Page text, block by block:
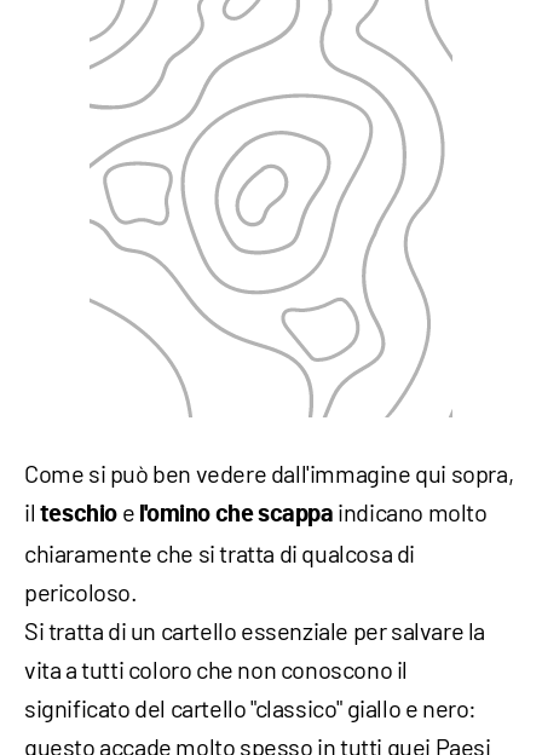
Come si può ben vedere dall'immagine qui sopra,
il teschio e l'omino che scappa indicano molto
chiaramente che si tratta di qualcosa di
pericoloso.
Si tratta di un cartello essenziale per salvare la
vita a tutti coloro che non conoscono il
significato del cartello "classico" giallo e nero:
questo accade molto spesso in tutti quei Paesi